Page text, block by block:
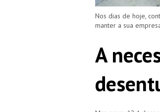
Nos dias de hoje,
manter a sua
A